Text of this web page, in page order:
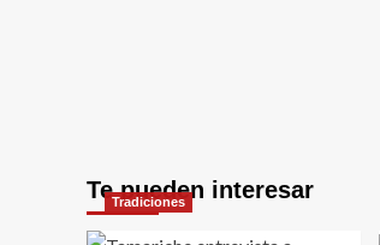
Te pueden interesar
Tradiciones